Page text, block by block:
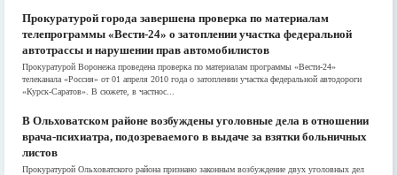
Прокуратурой города завершена проверка по материалам
телепрограммы «Вести-24» о затоплении участка федеральной
автотрассы и нарушении прав автомобилистов
Прокуратурой Воронежа проведена проверка по материалам программы «Вести-24»
телеканала «Россия» от 01 апреля 2010 года о затоплении участка федеральной автодороги
«Курск-Саратов». В сюжете, в частнос...
В Ольховатском районе возбуждены уголовные дела в отношении
врача-психиатра, подозреваемого в выдаче за взятки больничных
листов
Прокуратурой Ольховатского района признано законным возбуждение двух уголовных дел